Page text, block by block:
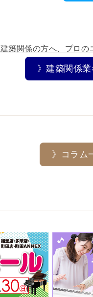
建築関係の方へ、プロの
》建築関係
》コラム